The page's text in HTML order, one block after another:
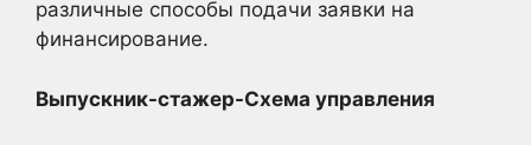
различные способы подачи заявки на
финансирование.
Выпускник-стажер-Схема управления